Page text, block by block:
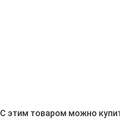
С этим товаром можно